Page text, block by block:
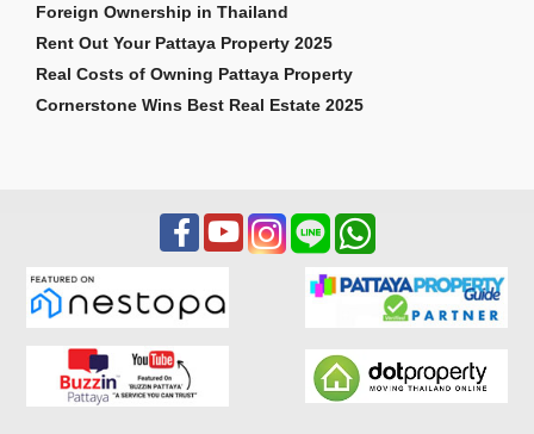
Foreign Ownership in Thailand
Rent Out Your Pattaya Property 2025
Real Costs of Owning Pattaya Property
Cornerstone Wins Best Real Estate 2025